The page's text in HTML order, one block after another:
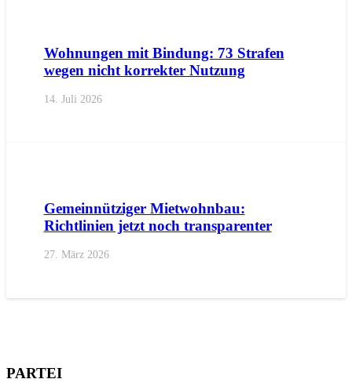
Wohnungen mit Bindung: 73 Strafen
wegen nicht korrekter Nutzung
14. Juli 2026
Gemeinnütziger Mietwohnbau:
Richtlinien jetzt noch transparenter
27. März 2026
PARTEI